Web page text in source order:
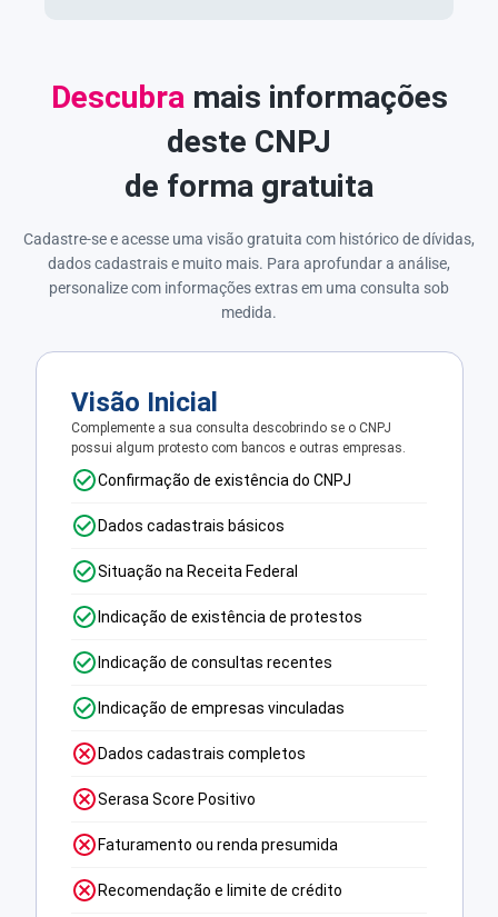
Descubra mais informações
deste CNPJ
de forma gratuita
Cadastre-se e acesse uma visão gratuita com histórico de dívidas,
dados cadastrais e muito mais. Para aprofundar a análise,
personalize com informações extras em uma consulta sob
medida.
Visão Inicial
Complemente a sua consulta descobrindo se o CNPJ
possui algum protesto com bancos e outras empresas.
Confirmação de existência do CNPJ
Dados cadastrais básicos
Situação na Receita Federal
Indicação de existência de protestos
Indicação de consultas recentes
Indicação de empresas vinculadas
Dados cadastrais completos
Serasa Score Positivo
Faturamento ou renda presumida
Recomendação e limite de crédito